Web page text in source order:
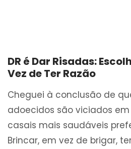
DR é Dar Risadas:
Vez de Ter Razão
Cheguei à conclusão de
adoecidos são viciados
casais mais saudáveis
Brincar, em vez de brigar,